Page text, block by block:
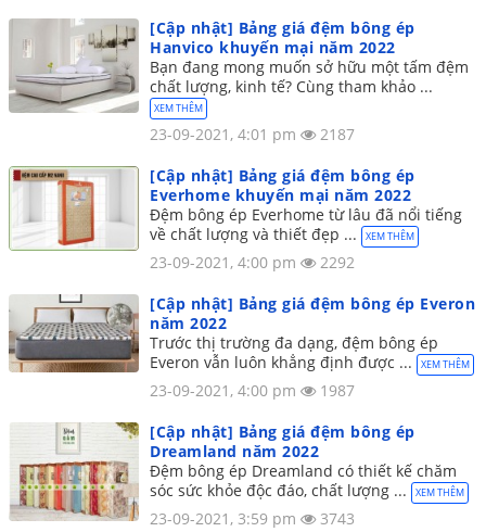
[Cập nhật] Bảng giá đệm bông ép
Hanvico khuyến mại năm 2022
Bạn đang mong muốn sở hữu một tấm đệm
chất lượng, kinh tế? Cùng tham khảo ...
XEM THÊM
23-09-2021, 4:01 pm
2187
[Cập nhật] Bảng giá đệm bông ép
Everhome khuyến mại năm 2022
Đệm bông ép Everhome từ lâu đã nổi tiếng
về chất lượng và thiết đẹp ...
XEM THÊM
23-09-2021, 4:00 pm
2292
[Cập nhật] Bảng giá đệm bông ép Everon
năm 2022
Trước thị trường đa dạng, đệm bông ép
Everon vẫn luôn khẳng định được ...
XEM THÊM
23-09-2021, 4:00 pm
1987
[Cập nhật] Bảng giá đệm bông ép
Dreamland năm 2022
Đệm bông ép Dreamland có thiết kế chăm
sóc sức khỏe độc đáo, chất lượng ...
XEM THÊM
23-09-2021, 3:59 pm 3743